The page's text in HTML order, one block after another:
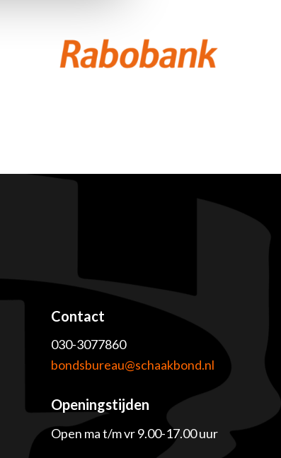
Contact
030-3077860
bondsbureau@schaakbond.nl
Openingstijden
Open ma t/m vr 9.00-17.00 uur